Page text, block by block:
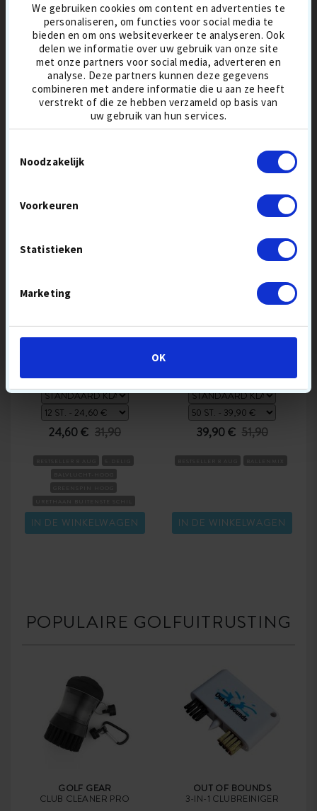
We gebruiken cookies om content en advertenties te
personaliseren, om functies voor social media te
bieden en om ons websiteverkeer te analyseren. Ook
delen we informatie over uw gebruik van onze site
met onze partners voor social media, adverteren en
analyse. Deze partners kunnen deze gegevens
combineren met andere informatie die u aan ze heeft
verstrekt of die ze hebben verzameld op basis van
uw gebruik van hun services.
Noodzakelijk
Voorkeuren
Statistieken
Marketing
OK
LAKEBALLS
30,90 € 36,90
BESTSELLER 8 AUG
AFSTANDSBALLEN
BALLENMIX
GEMENGDE GOLFBALLEN
100-PACK
54,90 € 64,90
BESTSELLER 8 AUG
AFSTANDSBALLEN
BALLENMIX
IN DE WINKELWAGEN
24,60 € 31,90
IN DE WINKELWAGEN
BESPAAR
10,00 €
39,90 € 51,90
IN DE WINKELWAGEN
POPULAIRE GOLFUITRUSTING
GOLF GEAR
CLUB CLEANER PRO
OUT OF BOUNDS
3-IN-1 CLUBREINIGER